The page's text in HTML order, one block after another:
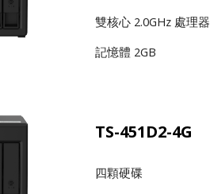
雙核心 2.0GHz 處理器
記憶體 2GB
TS-451D2-4G
四顆硬碟